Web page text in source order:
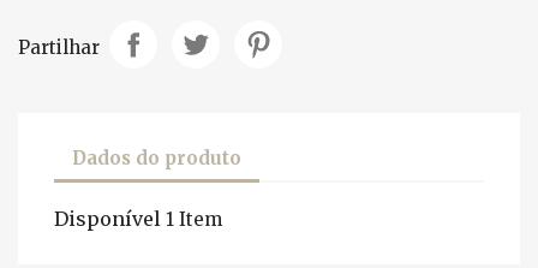
Partilhar
Dados do produto
Disponível 1 Item